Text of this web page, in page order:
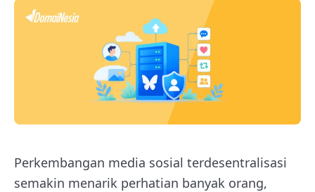
Perkembangan media sosial terdesentralisasi
semakin menarik perhatian banyak orang,